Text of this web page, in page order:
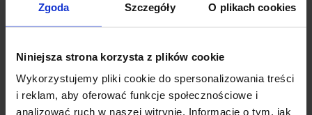
Zgoda Szczegóły O plikach cookies
Niniejsza strona korzysta z plików cookie
Wykorzystujemy pliki cookie do spersonalizowania treści
i reklam, aby oferować funkcje społecznościowe i
analizować ruch w naszej witrynie. Informacje o tym, jak
ZASŁONY WELUROWE METOR
SILVER ZASŁONY
69,99zł
Dodaj do koszyka
ZASŁONY WELUROWE MODEL
69,99
Dodaj do koszyka